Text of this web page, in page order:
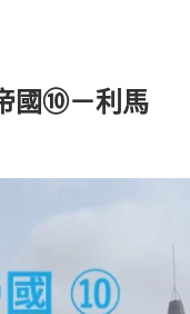
國⑩－利馬